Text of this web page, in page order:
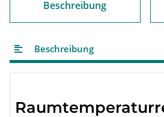
Beschreibung
Beschreibung